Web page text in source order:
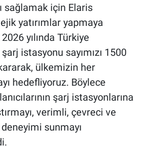
sağlamak için Elaris
yatırımlar yapmaya
yılında Türkiye
istasyonu sayımızı 1500
ülkemizin her
hedefliyoruz. Böylece
şarj istasyonlarına
verimli, çevreci ve
sunmayı